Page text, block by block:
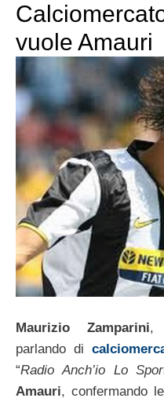
vuole Amauri
Maurizio Zamparini,
parlando di
“Radio Anch’io Lo
Amauri, confermando